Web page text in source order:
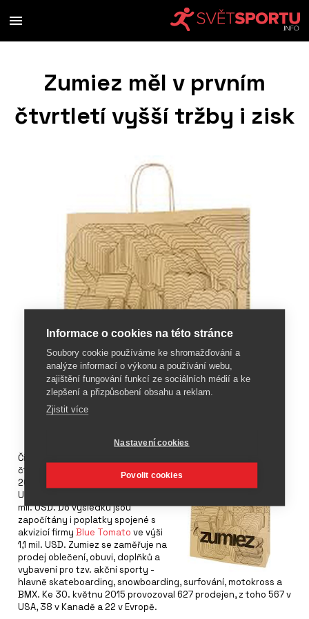
Zumiez měl v prvním
čtvrtletí vyšší tržby i zisk
Čistý zisk firmy
čtvrtletí 2015 (únor až duben
2015) vzrostl o 11% na 2,77 milionů
USD, tržby se zvýšily o 9% na 177,6
mil. USD. Do výsledků jsou
započítány i poplatky spojené s
akvizicí firmy Blue Tomato ve výši
1,1 mil. USD. Zumiez se zaměřuje na
prodej oblečení, obuvi, doplňků a
vybavení pro tzv. akční sporty -
hlavně skateboarding, snowboarding, surfování, motokross a
BMX. Ke 30. květnu 2015 provozoval 627 prodejen, z toho 567 v
USA, 38 v Kanadě a 22 v Evropě.
Informace o cookies na této stránce
Soubory cookie používáme ke shromažďování a
analýze informací o výkonu a používání webu,
zajištění fungování funkcí ze sociálních médií a ke
zlepšení a přizpůsobení obsahu a reklam.
Zjistit více
Nastavení cookies
Povolit cookies